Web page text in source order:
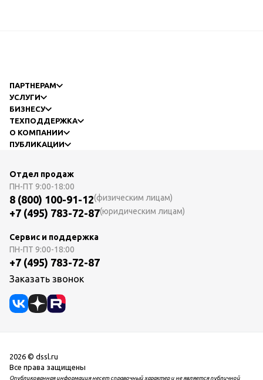
ПАРТНЕРАМ
УСЛУГИ
БИЗНЕСУ
ТЕХПОДДЕРЖКА
О КОМПАНИИ
ПУБЛИКАЦИИ
Отдел продаж
ПН-ПТ 9:00-18:00
8 (800) 100-91-12(физическим лицам)
+7 (495) 783-72-87(юридическим лицам)
Сервис и поддержка
ПН-ПТ 9:00-18:00
+7 (495) 783-72-87
Заказать звонок
2026 © dssl.ru
Все права защищены
Опубликованная информация несет справочный характер и не является публичной